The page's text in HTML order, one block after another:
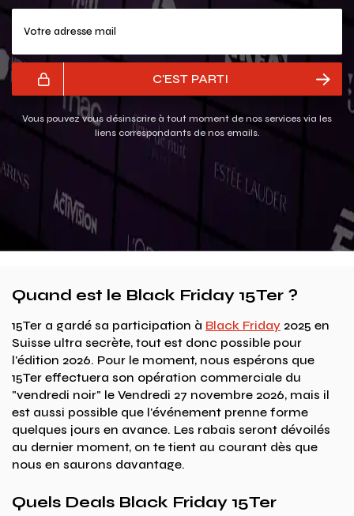
C'EST PARTI
Vous pouvez vous désinscrire à tout moment de nos services via les
liens correspondants de nos emails.
Quand est le Black Friday 15Ter ?
15Ter a gardé sa participation à Black Friday 2025 en
Suisse ultra secrète, tout est donc possible pour
l'édition 2026. Pour le moment, nous espérons que
15Ter effectuera son opération commerciale du
"vendredi noir" le Vendredi 27 novembre 2026, mais il
est aussi possible que l'événement prenne forme
quelques jours en avance. Les rabais seront dévoilés
au dernier moment, on te tient au courant dès que
nous en saurons davantage.
Quels Deals Black Friday 15Ter